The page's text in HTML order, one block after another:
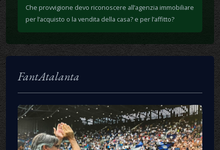
Che provvigione devo riconoscere all’agenzia immobiliare
per l’acquisto o la vendita della casa? e per l’affitto?
FantAtalanta